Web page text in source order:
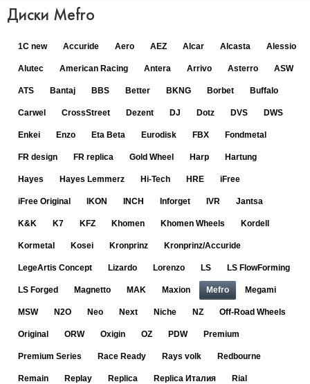
Диски Mefro
1C new Accuride Aero AEZ Alcar Alcasta Alessio
Alutec American Racing Antera Arrivo Asterro ASW
ATS Bantaj BBS Better BKNG Borbet Buffalo
Carwel CrossStreet Dezent DJ Dotz DVS DWS
Enkei Enzo Eta Beta Eurodisk FBX Fondmetal
FR design FR replica Gold Wheel Harp Hartung
Hayes Hayes Lemmerz Hi-Tech HRE iFree
iFree Original IKON INCH Inforget IVR Jantsa
K&K K7 KFZ Khomen Khomen Wheels Kordell
Kormetal Kosei Kronprinz Kronprinz/Accuride
LegeArtis Concept Lizardo Lorenzo LS LS FlowForming
LS Forged Magnetto MAK Maxion Mefro Megami
MSW N2O Neo Next Niche NZ Off-Road Wheels
Original ORW Oxigin OZ PDW Premium
Premium Series Race Ready Rays volk Redbourne
Remain Replay Replica Replica Италия Rial